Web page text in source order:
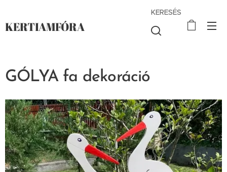
KERTIAMFÓRA
KERESÉS
GÓLYA fa dekoráció